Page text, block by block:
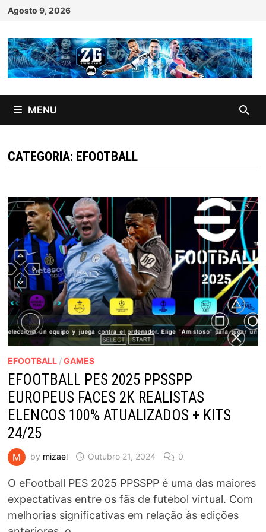
Skip
content
Agosto 9, 2026
MENU
CATEGORIA: EFOOTBALL
EFOOTBALL/GAMES
EFOOTBALL PES 2025 PPSSPP
EUROPEUS FACES 2K REALISTAS
ELENCOS 100% ATUALIZADOS + KITS
24/25
by mizael Outubro 21, 2024 0
O eFootball PES 2025 PPSSPP é uma das maiores
expectativas entre os fãs de futebol virtual. Com
melhorias significativas em relação às edições